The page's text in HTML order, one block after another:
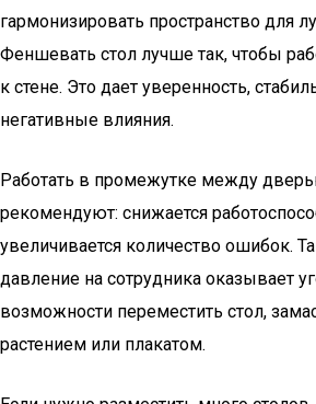
гармонизировать пространство для
Феншевать стол лучше так, чтобы
к стене. Это дает уверенность,
негативные влияния.
Работать в промежутке между
рекомендуют: снижается
увеличивается количество ошибок.
давление на сотрудника оказывает
возможности переместить стол,
растением или плакатом.